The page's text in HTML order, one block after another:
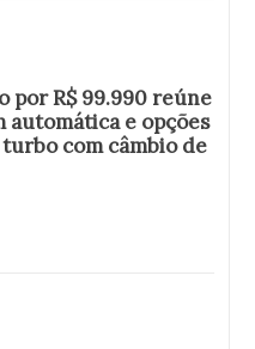
por R$ 99.990 reúne
automática e opções
com câmbio de